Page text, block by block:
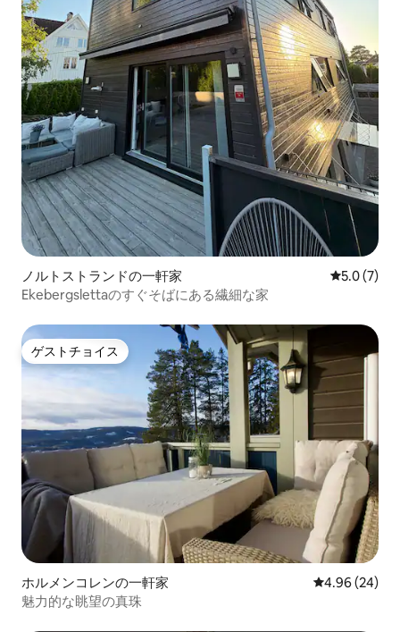
ノルトストランドの一軒家 レビュー7
5.0 (7)
Ekebergslettaのすぐそばにある繊細な家
ゲストチョイス
ゲストチョイス
ホルメンコレンの一軒家 レビュー24
4.96 (24)
魅力的な眺望の真珠